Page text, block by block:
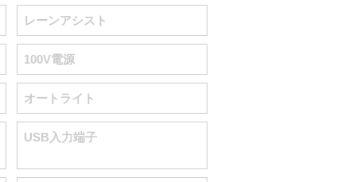
レーンアシスト
100V電源
オートライト
USB入力端子